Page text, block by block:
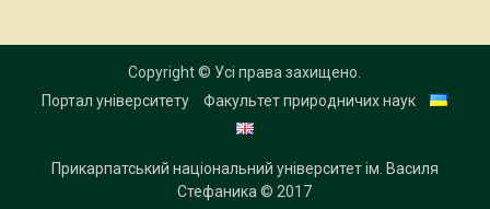
Copyright © Усі права захищено.
Портал університету
Факультет природничих наук
Прикарпатський національний університет ім. Василя
Стефаника © 2017